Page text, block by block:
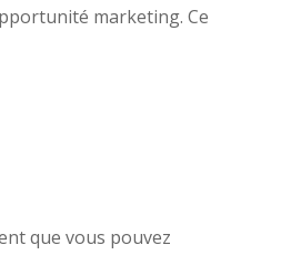
marketing. Ce
que vous pouvez